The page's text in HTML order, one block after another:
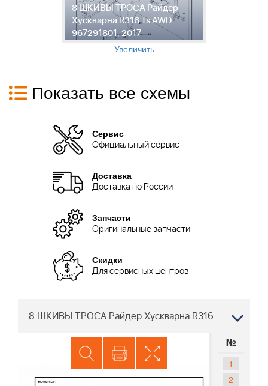
8 ШКИВЫ ТРОСА Райдер
Хускварна R316 Ts AWD
967291801, 2017
Увеличить
Показать все схемы
Сервис
Официальный сервис
Доставка
Доставка по России
Запчасти
Оригинальные запчасти
Скидки
Для сервисных центров
8 ШКИВЫ ТРОСА Райдер Хускварна R316 Ts AWD 967291801, 2017
№
1
2